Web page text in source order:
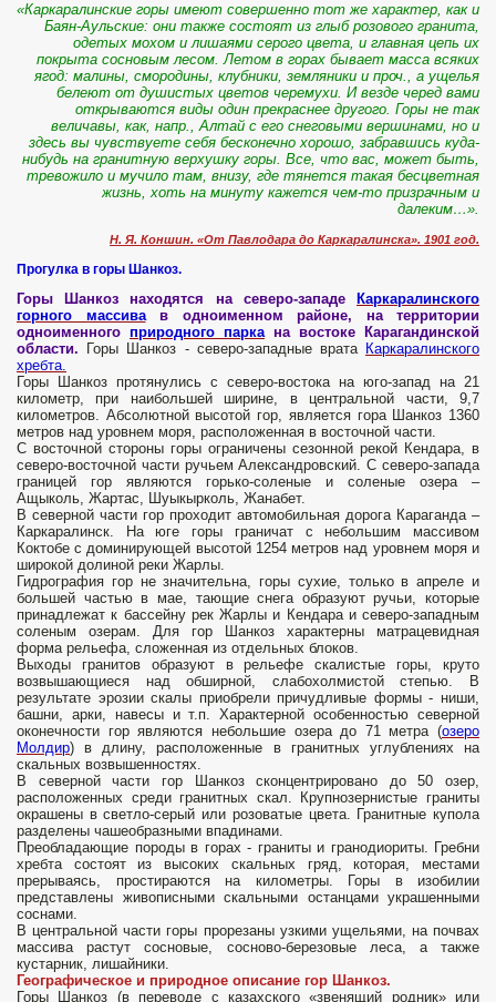
«Каркаралинские горы имеют совершенно тот же характер, как и
Баян-Аульские: они также состоят из глыб розового гранита,
одетых мохом и лишаями серого цвета, и главная цепь их
покрыта сосновым лесом. Летом в горах бывает масса всяких
ягод: малины, смородины, клубники, земляники и проч., а ущелья
белеют от душистых цветов черемухи. И везде черед вами
открываются виды один прекраснее другого. Горы не так
величавы, как, напр., Алтай с его снеговыми вершинами, но и
здесь вы чувствуете себя бесконечно хорошо, забравшись куда-
нибудь на гранитную верхушку горы. Все, что вас, может быть,
тревожило и мучило там, внизу, где тянется такая бесцветная
жизнь, хоть на минуту кажется чем-то призрачным и
далеким…».
Н. Я. Коншин. «От Павлодара до Каркаралинска». 1901 год.
Прогулка в горы Шанкоз.
Горы Шанкоз находятся на северо-западе
Каркаралинского
горного массивав одноименном районе, на территории
одноименного природного паркана востоке Карагандинской
области.
Горы Шанкоз - северо-западные врата Каркаралинского
хребта.
Горы Шанкоз протянулись с северо-востока на юго-запад на 21
километр, при наибольшей ширине, в центральной части, 9,7
километров. Абсолютной высотой гор, является гора Шанкоз 1360
метров над уровнем моря, расположенная в восточной части.
С восточной стороны горы ограничены сезонной рекой Кендара, в
северо-восточной части ручьем Александровский. С северо-запада
границей гор являются горько-соленые и соленые озера –
Ащыколь, Жартас, Шуыкырколь, Жанабет.
В северной части гор проходит автомобильная дорога Караганда –
Каркаралинск. На юге горы граничат с небольшим массивом
Коктобе с доминирующей высотой 1254 метров над уровнем моря и
широкой долиной реки Жарлы.
Гидрография гор не значительна, горы сухие, только в апреле и
большей частью в мае, тающие снега образуют ручьи, которые
принадлежат к бассейну рек Жарлы и Кендара и северо-западным
соленым озерам. Для гор Шанкоз характерны матрацевидная
форма рельефа, сложенная из отдельных блоков.
Выходы гранитов образуют в рельефе скалистые горы, круто
возвышающиеся над обширной, слабохолмистой степью. В
результате эрозии скалы приобрели причудливые формы - ниши,
башни, арки, навесы и т.п. Характерной особенностью северной
оконечности гор являются небольшие озера до 71 метра (озеро
Молдир) в длину, расположенные в гранитных углублениях на
скальных возвышенностях.
В северной части гор Шанкоз сконцентрировано до 50 озер,
расположенных среди гранитных скал. Крупнозернистые граниты
окрашены в светло-cерый или розоватые цвета. Гранитные купола
разделены чашеобразными впадинами.
Преобладающие породы в горах - граниты и гранодиориты. Гребни
хребта состоят из высоких скальных гряд, которая, местами
прерываясь, простираются на километры. Горы в изобилии
представлены живописными скальными останцами украшенными
соснами.
В центральной части горы прорезаны узкими ущельями, на почвах
массива растут сосновые, сосново-березовые леса, а также
кустарник, лишайники.
Географическое и природное описание гор Шанкоз.
Горы Шанкоз (в переводе с казахского «звенящий родник» или